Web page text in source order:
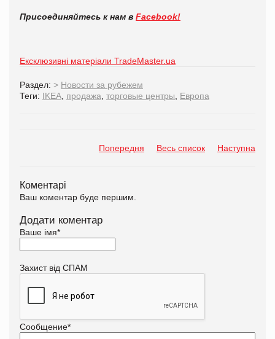
Присоединяйтесь к нам в Facebook!
Ексклюзивні матеріали TradeMaster.ua
Раздел: > Новости за рубежем
Теги: IKEA продажа торговые центры Европа
Попередня Весь список Наступна
Коментарі
Ваш коментар буде першим.
Додати коментар
Ваше імя*
Захист від СПАМ
Сообщение*